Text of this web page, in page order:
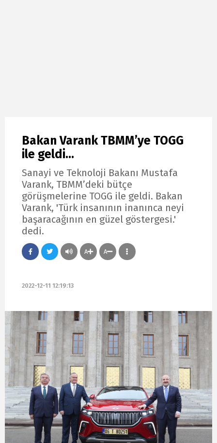
Bakan Varank TBMM’ye TOGG
ile geldi...
Sanayi ve Teknoloji Bakanı Mustafa
Varank, TBMM’deki bütçe
görüşmelerine TOGG ile geldi. Bakan
Varank, 'Türk insanının inanınca neyi
başaracağının en güzel göstergesi.'
dedi.
A A
2022-12-11 12:19:13